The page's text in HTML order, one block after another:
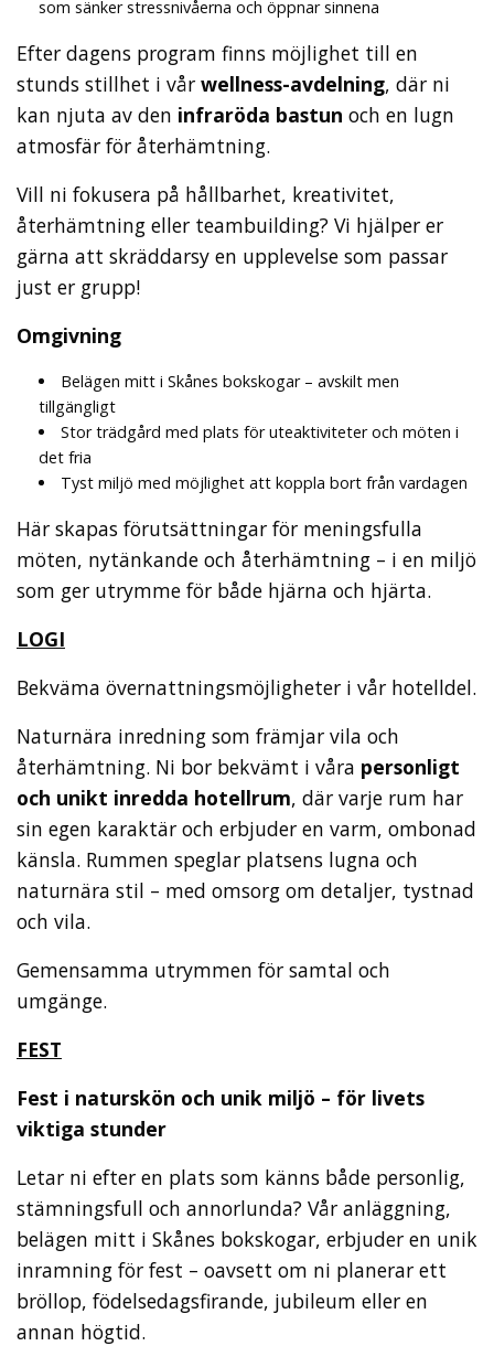
som sänker stressnivåerna och öppnar sinnena
Efter dagens program finns möjlighet till en
stunds stillhet i vår wellness-avdelning, där ni
kan njuta av den infraröda bastun och en lugn
atmosfär för återhämtning.
Vill ni fokusera på hållbarhet, kreativitet,
återhämtning eller teambuilding? Vi hjälper er
gärna att skräddarsy en upplevelse som passar
just er grupp!
Omgivning
Belägen mitt i Skånes bokskogar – avskilt men
tillgängligt
Stor trädgård med plats för uteaktiviteter och möten i
det fria
Tyst miljö med möjlighet att koppla bort från vardagen
Här skapas förutsättningar för meningsfulla
möten, nytänkande och återhämtning – i en miljö
som ger utrymme för både hjärna och hjärta.
LOGI
Bekväma övernattningsmöjligheter i vår hotelldel.
Naturnära inredning som främjar vila och
återhämtning. Ni bor bekvämt i våra personligt
och unikt inredda hotellrum, där varje rum har
sin egen karaktär och erbjuder en varm, ombonad
känsla. Rummen speglar platsens lugna och
naturnära stil – med omsorg om detaljer, tystnad
och vila.
Gemensamma utrymmen för samtal och
umgänge.
FEST
Fest i naturskön och unik miljö – för livets
viktiga stunder
Letar ni efter en plats som känns både personlig,
stämningsfull och annorlunda? Vår anläggning,
belägen mitt i Skånes bokskogar, erbjuder en unik
inramning för fest – oavsett om ni planerar ett
bröllop, födelsedagsfirande, jubileum eller en
annan högtid.